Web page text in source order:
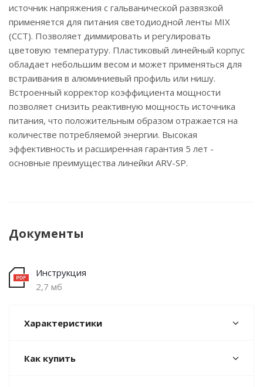
источник напряжения с гальванической развязкой
применяется для питания светодиодной ленты MIX
(CCT). Позволяет диммировать и регулировать
цветовую температуру. Пластиковый линейный корпус
обладает небольшим весом и может применяться для
встраивания в алюминиевый профиль или нишу.
Встроенный корректор коэффициента мощности
позволяет снизить реактивную мощность источника
питания, что положительным образом отражается на
количестве потребляемой энергии. Высокая
эффективность и расширенная гарантия 5 лет -
основные преимущества линейки ARV-SP.
Документы
Инструкция
2,7 мб
Характеристики
Как купить